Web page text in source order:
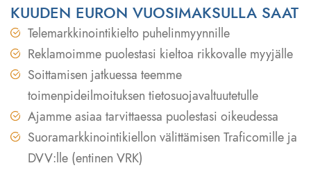
Soiton päivämäärä ja kellon aika
Mitä palvelua tai tuotetta tarjottiin
Soittajan puhelinnumero
2. Me teemme puolestasi reklamaation tuotteiden
(päämies) sekä itse sähköpostin lähettäjälle ja
Mikäli yritys on jo liitetty kieltolistalle, niin lähetämme
Muussa tapauksessa lisäämme yrityksen kieltolistallemme
KUUDEN EURON VUOSIMAKSULLA SAAT
Telemarkkinointikielto puhelinmyynnille
Reklamoimme puolestasi kieltoa rikkovalle myyjälle
Soittamisen jatkuessa teemme
toimenpideilmoituksen tietosuojavaltuutetulle
Ajamme asiaa tarvittaessa puolestasi oikeudessa
Suoramarkkinointikiellon välittämisen Traficomille ja
DVV:lle (entinen VRK)